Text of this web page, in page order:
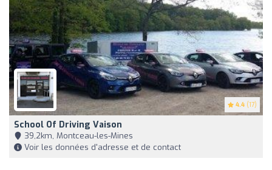
4.4 (17)
School Of Driving Vaison
39,2km, Montceau-les-Mines
Voir les données d'adresse et de contact